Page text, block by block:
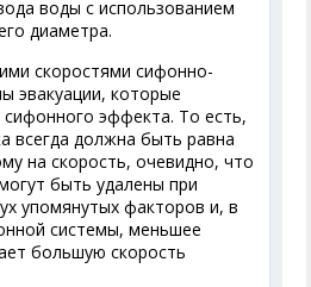
воды с использованием
диаметра.
скоростями сифонно-
эвакуации, которые
сифонного эффекта. То есть,
всегда должна быть равна
на скорость, очевидно, что
быть удалены при
упомянутых факторов и, в
системы, меньшее
большую скорость